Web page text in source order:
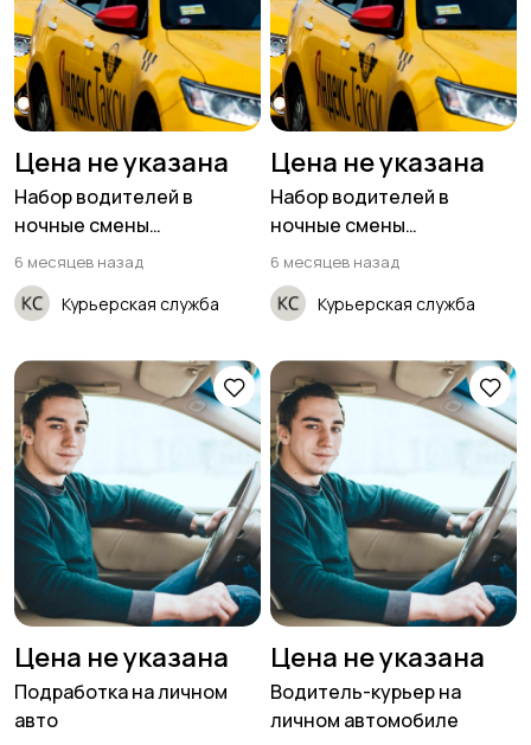
Цена не указана
Набор водителей в
ночные смены
(приглашаем женщин)
6 месяцев назад
Курьерская служба
Цена не указана
Набор водителей в
ночные смены
(приглашаем женщин)
6 месяцев назад
Курьерская служба
Цена не указана
Подработка на личном
авто
Цена не указана
Водитель-курьер на
личном автомобиле